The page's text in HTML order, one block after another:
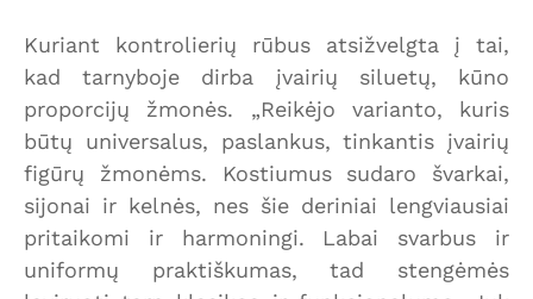
Kuriant kontrolierių rūbus atsižvelgta į tai,
kad tarnyboje dirba įvairių siluetų, kūno
proporcijų žmonės. „Reikėjo varianto, kuris
būtų universalus, paslankus, tinkantis įvairių
figūrų žmonėms. Kostiumus sudaro švarkai,
sijonai ir kelnės, nes šie deriniai lengviausiai
pritaikomi ir harmoningi. Labai svarbus ir
uniformų praktiškumas, tad stengėmės